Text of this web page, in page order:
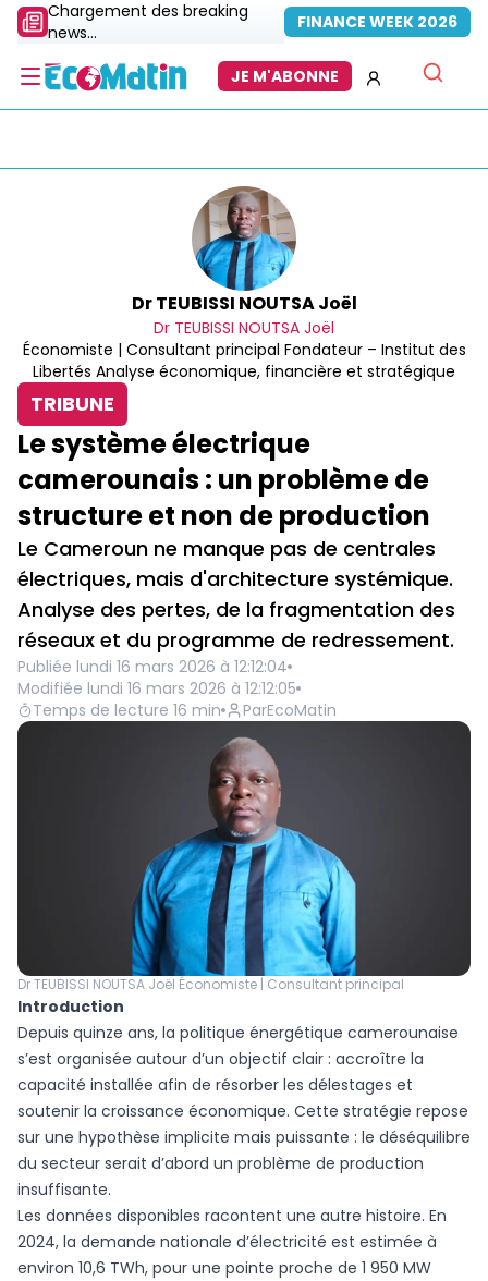
Chargement des breaking
news...
FINANCE WEEK 2026
JE M'ABONNE
Dr TEUBISSI NOUTSA Joël
Dr TEUBISSI NOUTSA Joël
Économiste | Consultant principal Fondateur – Institut des
Libertés Analyse économique, financière et stratégique
TRIBUNE
Le système électrique
camerounais : un problème de
structure et non de production
Le Cameroun ne manque pas de centrales
électriques, mais d'architecture systémique.
Analyse des pertes, de la fragmentation des
réseaux et du programme de redressement.
Publiée lundi 16 mars 2026 à 12:12:04
Modifiée lundi 16 mars 2026 à 12:12:05
Temps de lecture 16 min ParEcoMatin
Dr TEUBISSI NOUTSA Joël Économiste | Consultant principal
Introduction
Depuis quinze ans, la politique énergétique camerounaise
s’est organisée autour d’un objectif clair : accroître la
capacité installée afin de résorber les délestages et
soutenir la croissance économique. Cette stratégie repose
sur une hypothèse implicite mais puissante : le déséquilibre
du secteur serait d’abord un problème de production
insuffisante.
Les données disponibles racontent une autre histoire. En
2024, la demande nationale d’électricité est estimée à
environ 10,6 TWh, pour une pointe proche de 1 950 MW